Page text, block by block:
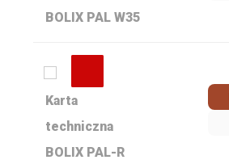
BOLIX PAL W35
Karta
techniczna
BOLIX PAL-R